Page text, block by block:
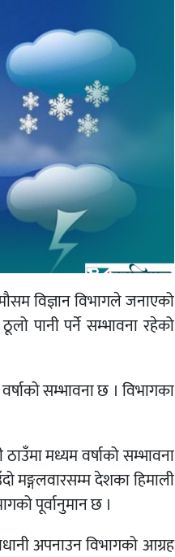
विज्ञान विभागले जनाएको
पानी पर्ने सम्भावना रहेको
सम्भावना छ । विभागका
मध्यम वर्षाको सम्भावना
मङ्गलवारसम्म देशका हिमाली
पूर्वानुमान छ ।
अपनाउन विभागको आग्रह